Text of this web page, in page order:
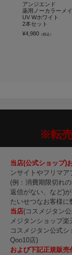
アンジエンド
薬用ノーカラーメ
UV Wホワイト
2本セット
¥4,980 （税込）
※転
当店(公式ショップ)
ンサイトやフリマ
(例：消費期限切れ
返信がない、など)
たいせつなお客様
当店(コスメジタン
メジタンショップ楽
コスメジタン公式
Qoo10店)
および下記正規販